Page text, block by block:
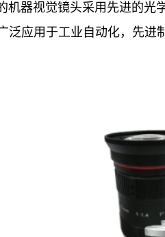
机器视觉镜头采用先进的光
泛应用于工业自动化，先进